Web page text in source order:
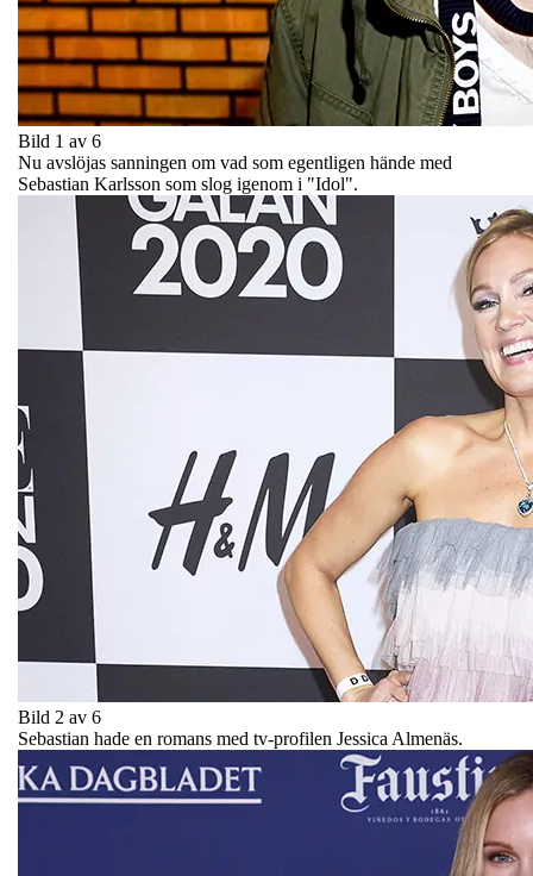
Bild 1 av 6
Nu avslöjas sanningen om vad som egentligen hände med
Sebastian Karlsson som slog igenom i "Idol".
Bild 2 av 6
Sebastian hade en romans med tv-profilen Jessica Almenäs.